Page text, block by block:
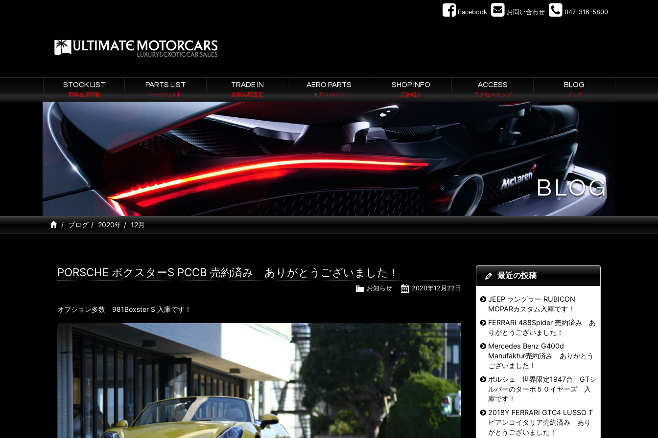
Facebook お問い合わせ 047-316-5800
STOCK LIST
車輌在庫情報
PARTS LIST
パーツリスト
TRADE IN
買取無料査定
AERO PARTS
エアロパーツ
SHOP INFO
店舗紹介
ACCESS
アクセスマップ
BLOG
ブログ
BLOG
ブログ 2020年 12月
PORSCHE ボクスターS PCCB 売約済み ありがとうございました！
2020年12月22日
お知らせ
オプション多数 981Boxster S 入庫です！
最近の投稿
JEEP ラングラー RUBICON
MOPARカスタム入庫です！
FERRARI 488Spider 売約済み あ
りがとうございました！
Mercedes Benz G400d
Manufaktur売約済み ありがとう
ございました！
ポルシェ 世界限定1947台 GTシ
ルバーのターボ５０イヤーズ 入
庫です！
2018Y FERRARI GTC4 LUSSO T
ビアンコイタリア売約済み あり
がとうございました！